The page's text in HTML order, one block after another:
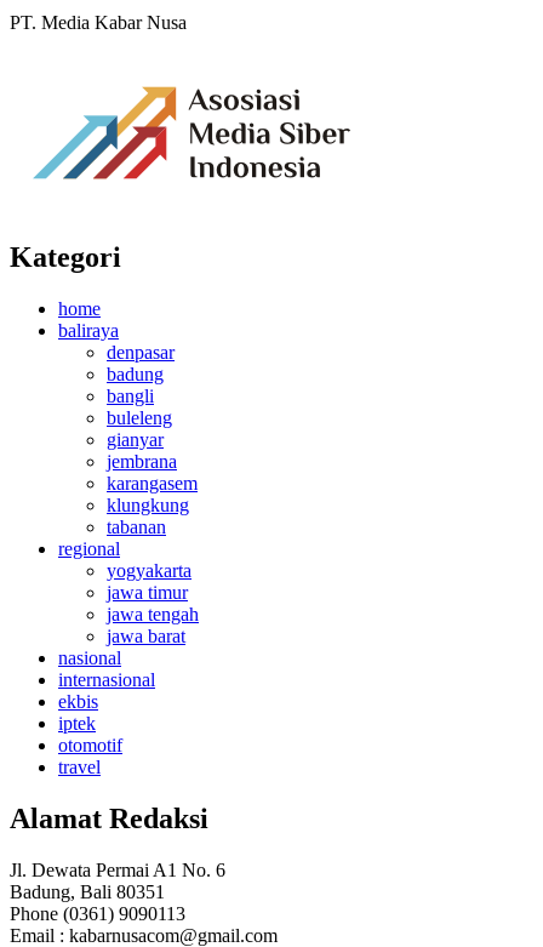
PT. Media Kabar Nusa
Kategori
home
baliraya
denpasar
badung
bangli
buleleng
gianyar
jembrana
karangasem
klungkung
tabanan
regional
yogyakarta
jawa timur
jawa tengah
jawa barat
nasional
internasional
ekbis
iptek
otomotif
travel
Alamat Redaksi
Jl. Dewata Permai A1 No. 6
Badung, Bali 80351
Phone (0361) 9090113
Email : kabarnusacom@gmail.com